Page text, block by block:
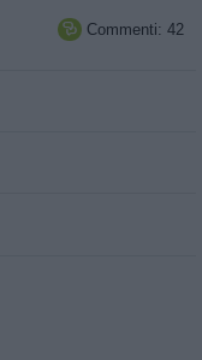
 Commenti: 42